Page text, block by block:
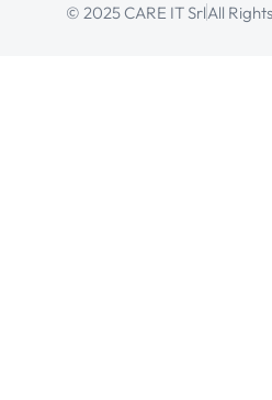
© 2025 CARE IT SrlAll